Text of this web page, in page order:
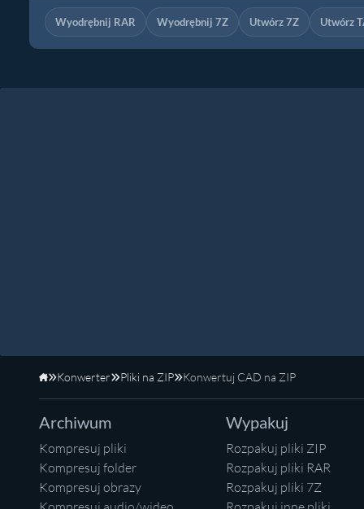
Wyodrębnij RAR Wyodrębnij 7Z Utwórz 7Z Utwórz
Strona główna
Konwerter Pliki na ZIP Konwertuj CAD na ZIP
Archiwum
Kompresuj pliki
Kompresuj folder
Kompresuj obrazy
Wypakuj
Rozpakuj pliki ZIP
Rozpakuj pliki RAR
Rozpakuj pliki 7Z